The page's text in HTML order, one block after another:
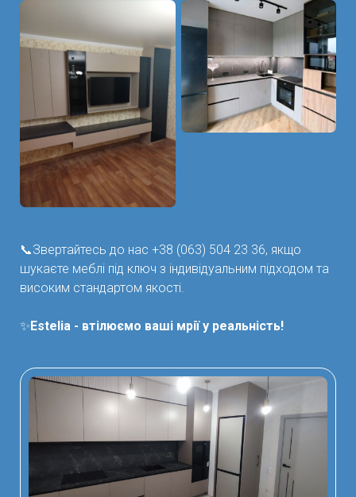
📞Звертайтесь до нас +38 (063) 504 23 36, якщо
шукаєте меблі під ключ з індивідуальним підходом та
високим стандартом якості.
✨Estelia - втілюємо ваші мрії у реальність!